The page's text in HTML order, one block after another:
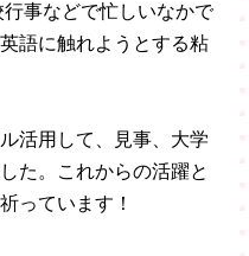
事などで忙しいなかで
語に触れようとする粘
活用して、見事、大学
た。これからの活躍と
っています！